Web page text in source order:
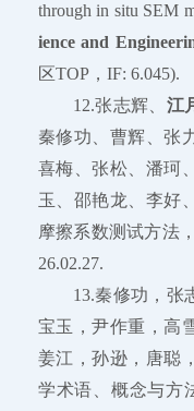
through in situ SEM
ience and
区TOP，IF: 6.045).
12.张志辉、 江
秦修功、曹辉、张
喜梅、张松、潘珂
玉、邵艳龙、李好
摩擦系数测试方法，
26.02.27.
13.秦修功，张
宝玉，尹作重，高
姜江，孙逊，唐聪
学术语、概念与方